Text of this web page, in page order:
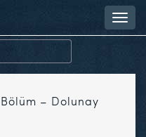
– Dolunay